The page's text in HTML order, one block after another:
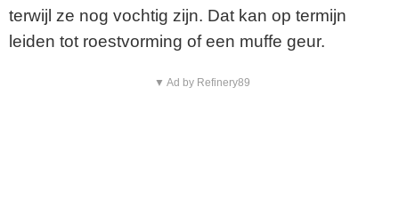
terwijl ze nog vochtig zijn. Dat kan op termijn
leiden tot roestvorming of een muffe geur.
▼ Ad by Refinery89